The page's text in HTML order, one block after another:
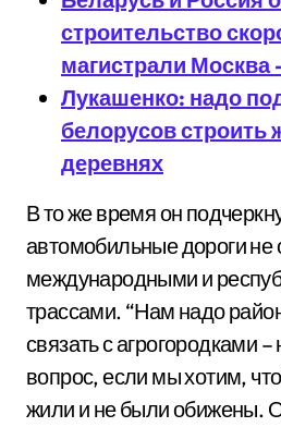
строительство
магистрали Москва
Лукашенко: надо
белорусов строить
деревнях
В то же время он
автомобильные дороги не
международными и
трассами. “Нам надо
связать с агрогородками
вопрос, если мы хотим,
жили и не были обижены.